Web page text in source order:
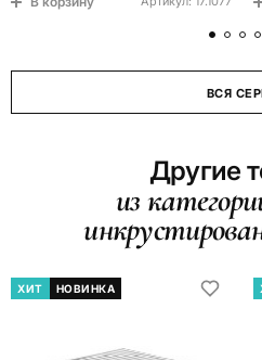
ВСЯ
Другие
из
ХИТ НОВИНКА